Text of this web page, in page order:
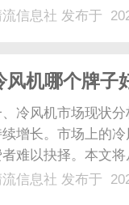
流信息社 发布于
风机哪个牌子
冷风机市场现状
增长。市场上的
者难以抉择。本文
析如何选购优质的
流信息社 发布于